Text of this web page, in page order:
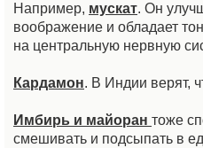
Например, мускат. Он
воображение и обладает
на центральную нервную
Кардамон. В Индии верят,
Имбирь и майоран тоже
смешивать и подсыпать в